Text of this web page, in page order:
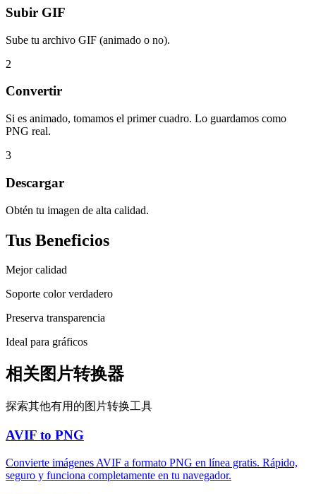
Subir GIF
Sube tu archivo GIF (animado o no).
2
Convertir
Si es animado, tomamos el primer cuadro. Lo guardamos como
PNG real.
3
Descargar
Obtén tu imagen de alta calidad.
Tus Beneficios
Mejor calidad
Soporte color verdadero
Preserva transparencia
Ideal para gráficos
相关图片转换器
探索其他有用的图片转换工具
AVIF to PNG
Convierte imágenes AVIF a formato PNG en línea gratis. Rápido,
seguro y funciona completamente en tu navegador.